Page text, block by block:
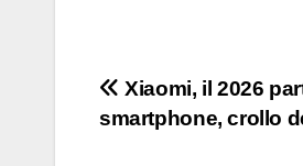
articoli
Xiaomi, il 2026
smartphone, crollo